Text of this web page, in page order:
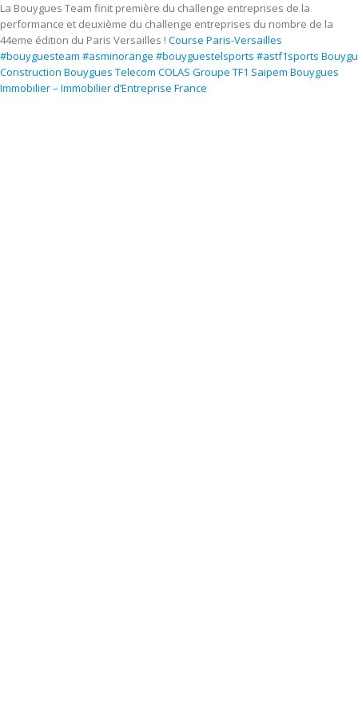
La Bouygues Team finit première du challenge entreprises de la
performance et deuxième du challenge entreprises du nombre de la
44eme édition du Paris Versailles ! Course Paris-Versailles
#bouyguesteam #asminorange #bouyguestelsports #astf1sports
Construction Bouygues Telecom COLAS Groupe TF1 Saipem Bouygues
Immobilier – Immobilier d’Entreprise France